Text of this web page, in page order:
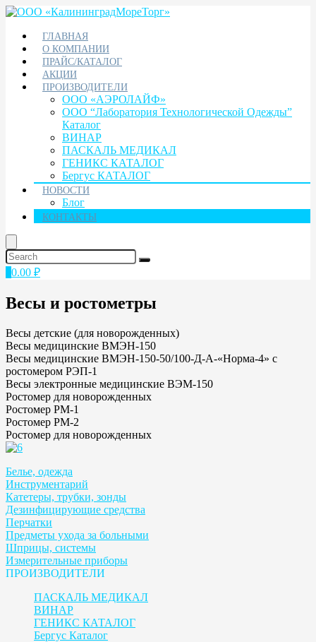
ГЛАВНАЯ
О КОМПАНИИ
ПРАЙС/КАТАЛОГ
АКЦИИ
ПРОИЗВОДИТЕЛИ
ООО «АЭРОЛАЙФ»
ООО “Лаборатория Технологической Одежды”
Каталог
ВИНАР
ПАСКАЛЬ МЕДИКАЛ
ГЕНИКС КАТАЛОГ
Бергус КАТАЛОГ
НОВОСТИ
Блог
КОНТАКТЫ
0.00 ₽
Весы и ростометры
Весы детские (для новорожденных)
Весы медицинские ВМЭН-150
Весы медицинские ВМЭН-150-50/100-Д-А-«Норма-4» с
ростомером РЭП-1
Весы электронные медицинские ВЭМ-150
Ростомер для новорожденных
Ростомер РМ-1
Ростомер РМ-2
Ростомер для новорожденных
Белье, одежда
Инструментарий
Катетеры, трубки, зонды
Дезинфицирующие средства
Перчатки
Предметы ухода за больными
Шприцы, системы
Измерительные приборы
ПРОИЗВОДИТЕЛИ
ПАСКАЛЬ МЕДИКАЛ
ВИНАР
ГЕНИКС КАТАЛОГ
Бергус Каталог